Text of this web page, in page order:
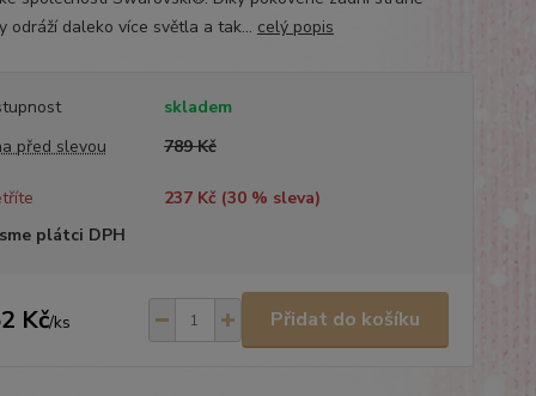
odráží daleko více světla a tak... celý popis
skladem
před slevou
789 Kč
237 Kč (30% sleva)
plátci DPH
Kč/ks Přidat do košíku